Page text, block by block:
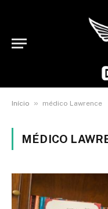
Início » médico Lawrence
MÉDICO